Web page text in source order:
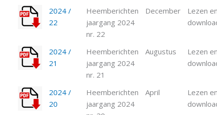
2024 /
22
Heemberichten
jaargang 2024
nr. 22
December
Lezen
2024 /
21
Heemberichten
jaargang 2024
nr. 21
Augustus
Lezen
2024 /
20
Heemberichten
jaargang 2024
April
Lezen